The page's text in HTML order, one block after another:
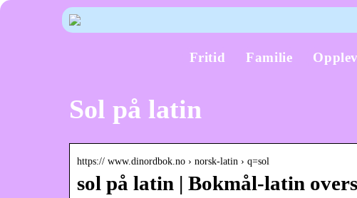
Fritid Familie
Sol på latin
https:// www.dinordbok.no › norsk-latin › q=sol
sol på latin | Bokmål-latin